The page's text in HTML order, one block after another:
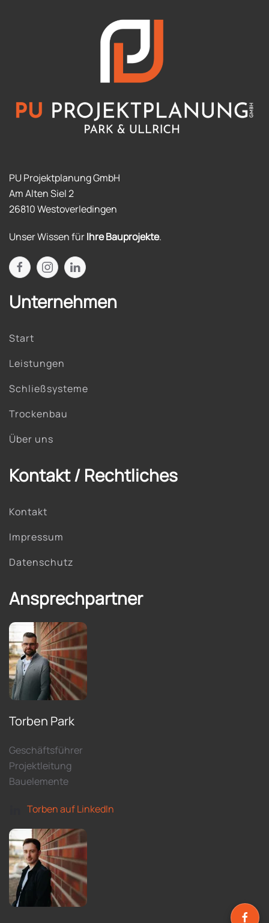
PU Projektplanung GmbH
Am Alten Siel 2
26810 Westoverledingen
Unser Wissen fürIhre Bauprojekte.
Unternehmen
Start
Leistungen
Schließsysteme
Trockenbau
Über uns
Kontakt / Rechtliches
Kontakt
Impressum
Datenschutz
Ansprechpartner
Torben Park
Geschäftsführer
Projektleitung
Bauelemente
Torben auf LinkedIn